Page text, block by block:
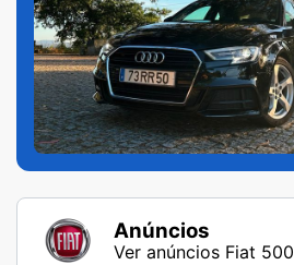
Anúncios
Ver anúncios Fiat 500